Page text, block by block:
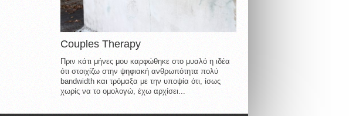
Couples Therapy
Πριν κάτι μήνες μου καρφώθηκε στο μυαλό η ιδέα
ότι στοιχίζω στην ψηφιακή ανθρωπότητα πολύ
bandwidth και τρόμαξα με την υποψία ότι, ίσως
χωρίς να το ομολογώ, έχω αρχίσει...